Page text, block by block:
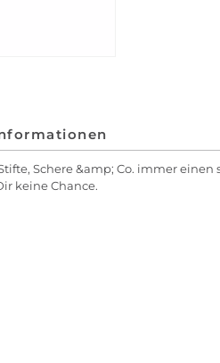
Schere &amp; Co. immer
keine Chance.